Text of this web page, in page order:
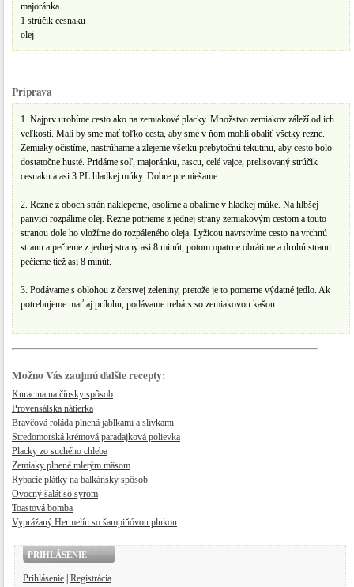
majoránka
1 strúčik cesnaku
olej
Príprava
1. Najprv urobíme cesto ako na zemiakové placky. Množstvo zemiakov záleží od ich
veľkosti. Mali by sme mať toľko cesta, aby sme v ňom mohli obaliť všetky rezne.
Zemiaky očistíme, nastrúhame a zlejeme všetku prebytočnú tekutinu, aby cesto bolo
dostatočne husté. Pridáme soľ, majoránku, rascu, celé vajce, prelisovaný strúčik
cesnaku a asi 3 PL hladkej múky. Dobre premiešame.
2. Rezne z oboch strán naklepeme, osolíme a obalíme v hladkej múke. Na hlbšej
panvici rozpálime olej. Rezne potrieme z jednej strany zemiakovým cestom a touto
stranou dole ho vložíme do rozpáleného oleja. Lyžicou navrstvíme cesto na vrchnú
stranu a pečieme z jednej strany asi 8 minút, potom opatrne obrátime a druhú stranu
pečieme tiež asi 8 minút.
3. Podávame s oblohou z čerstvej zeleniny, pretože je to pomerne výdatné jedlo. Ak
potrebujeme mať aj prílohu, podávame trebárs so zemiakovou kašou.
Možno Vás zaujmú ďalšie recepty:
Kuracina na čínsky spôsob
Provensálska nátierka
Bravčová roláda plnená jablkami a slivkami
Stredomorská krémová paradajková polievka
Placky zo suchého chleba
Zemiaky plnené mletým mäsom
Rybacie plátky na balkánsky spôsob
Ovocný šalát so syrom
Toastová bomba
Vyprážaný Hermelín so šampiňóvou plnkou
PRIHLÁSENIE
Prihlásenie Registrácia